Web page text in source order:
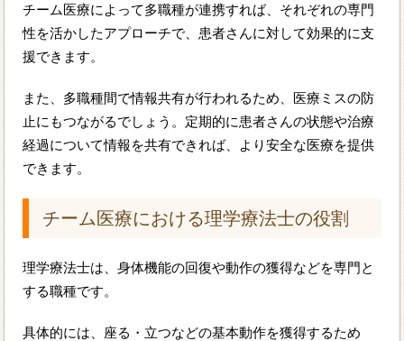
チーム医療によって多職種が連携すれば、それぞれの専門
性を活かしたアプローチで、患者さんに対して効果的に支
援できます。
また、多職種間で情報共有が行われるため、医療ミスの防
止にもつながるでしょう。定期的に患者さんの状態や治療
経過について情報を共有できれば、より安全な医療を提供
できます。
チーム医療における理学療法士の役割
理学療法士は、身体機能の回復や動作の獲得などを専門と
する職種です。
具体的には、座る・立つなどの基本動作を獲得するため